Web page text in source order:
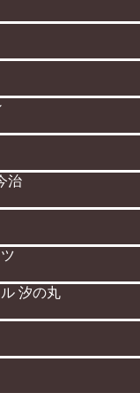
治
汐の丸